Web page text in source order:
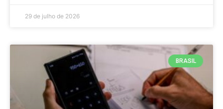
29 de julho de 2026
BRASIL